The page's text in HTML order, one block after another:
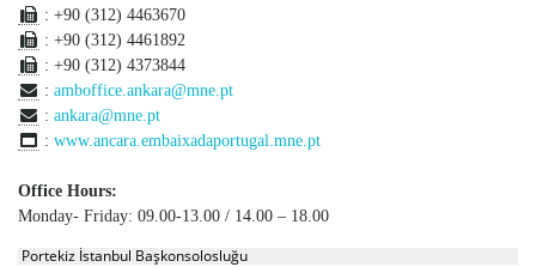
: +90 (312) 4463670
: +90 (312) 4461892
: +90 (312) 4373844
: amboffice.ankara@mne.pt
: ankara@mne.pt
: www.ancara.embaixadaportugal.mne.pt
Office Hours:
Monday- Friday: 09.00-13.00 / 14.00 – 18.00
Portekiz İstanbul Başkonsolosluğu